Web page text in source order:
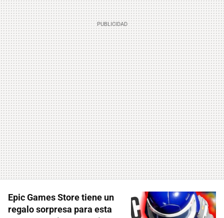
Epic Games Store tiene un
regalo sorpresa para esta